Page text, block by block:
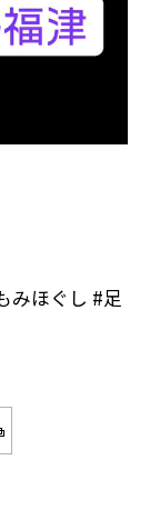
みほぐし #足